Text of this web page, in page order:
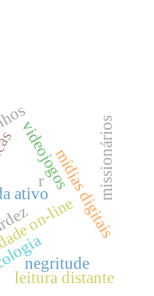
on-line
ativo mídias digitais
videojogos
r
leitura distante
missionários
negritude